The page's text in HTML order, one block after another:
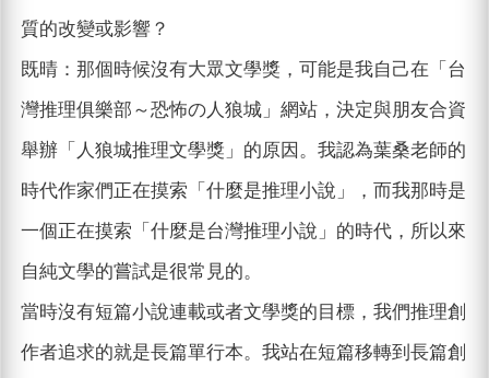
質的改變或影響？
既晴：那個時候沒有大眾文學獎，可能是我自己在「台
灣推理俱樂部～恐怖の人狼城」網站，決定與朋友合資
舉辦「人狼城推理文學獎」的原因。我認為葉桑老師的
時代作家們正在摸索「什麼是推理小說」，而我那時是
一個正在摸索「什麼是台灣推理小說」的時代，所以來
自純文學的嘗試是很常見的。
當時沒有短篇小說連載或者文學獎的目標，我們推理創
作者追求的就是長篇單行本。我站在短篇移轉到長篇創